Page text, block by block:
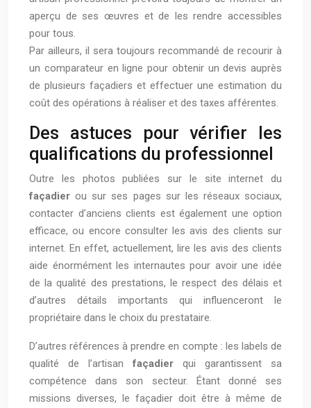
aperçu de ses œuvres et de les rendre accessibles
pour tous.
Par ailleurs, il sera toujours recommandé de recourir à
un comparateur en ligne pour obtenir un devis auprès
de plusieurs façadiers et effectuer une estimation du
coût des opérations à réaliser et des taxes afférentes.
Des astuces pour vérifier les
qualifications du professionnel
Outre les photos publiées sur le site internet du
façadier ou sur ses pages sur les réseaux sociaux,
contacter d’anciens clients est également une option
efficace, ou encore consulter les avis des clients sur
internet. En effet, actuellement, lire les avis des clients
aide énormément les internautes pour avoir une idée
de la qualité des prestations, le respect des délais et
d’autres détails importants qui influenceront le
propriétaire dans le choix du prestataire.
D’autres références à prendre en compte : les labels de
qualité de l’artisanfaçadier qui garantissent sa
compétence dans son secteur. Étant donné ses
missions diverses, le façadier doit être à même de